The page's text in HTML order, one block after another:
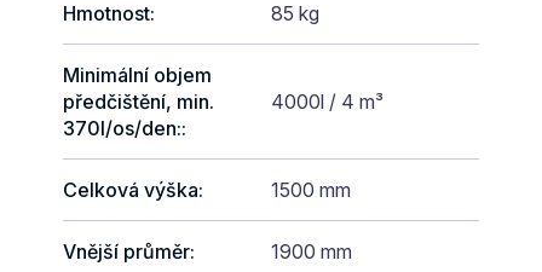
Hmotnost: 85 kg
Minimální objem
předčištění, min.
370l/os/den::
4000l / 4 m³
Celková výška: 1500 mm
Vnější průměr: 1900 mm